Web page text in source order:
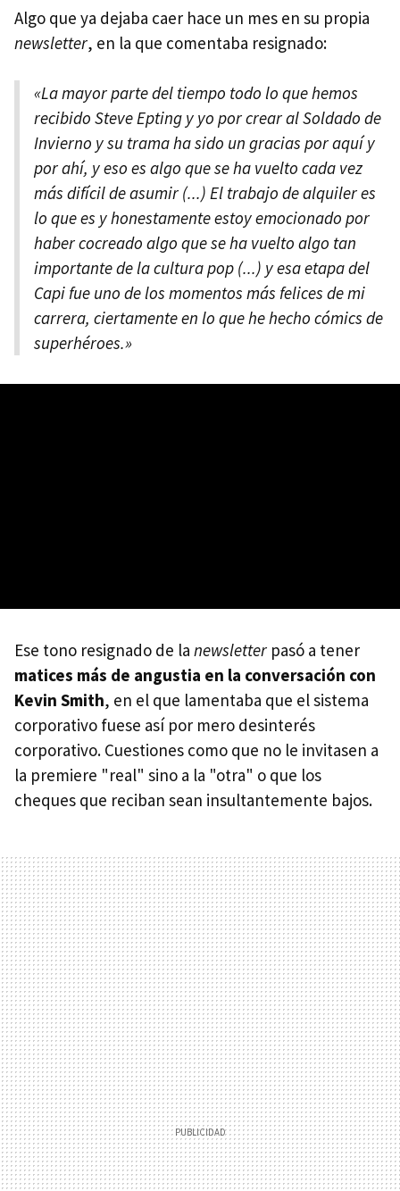
Algo que ya dejaba caer hace un mes en su propia
newsletter, en la que comentaba resignado:
«La mayor parte del tiempo todo lo que hemos
recibido Steve Epting y yo por crear al Soldado de
Invierno y su trama ha sido un gracias por aquí y
por ahí, y eso es algo que se ha vuelto cada vez
más difícil de asumir (...) El trabajo de alquiler es
lo que es y honestamente estoy emocionado por
haber cocreado algo que se ha vuelto algo tan
importante de la cultura pop (...) y esa etapa del
Capi fue uno de los momentos más felices de mi
carrera, ciertamente en lo que he hecho cómics de
superhéroes.»
Ese tono resignado de la newsletter pasó a tener
matices más de angustia en la conversación con
Kevin Smith, en el que lamentaba que el sistema
corporativo fuese así por mero desinterés
corporativo. Cuestiones como que no le invitasen a
la premiere "real" sino a la "otra" o que los
cheques que reciban sean insultantemente bajos.